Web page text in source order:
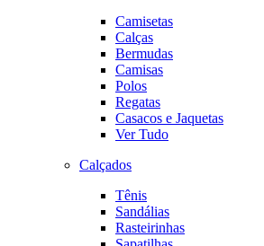
Camisetas
Calças
Bermudas
Camisas
Polos
Regatas
Casacos e Jaquetas
Ver Tudo
Calçados
Tênis
Sandálias
Rasteirinhas